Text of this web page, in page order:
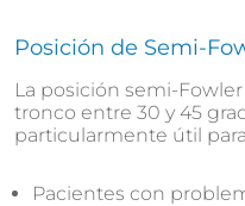
Posición de Semi-
La posición semi-
tronco entre 30 y 45
particularmente útil
Pacientes con